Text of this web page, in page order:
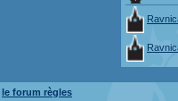
le forum règles